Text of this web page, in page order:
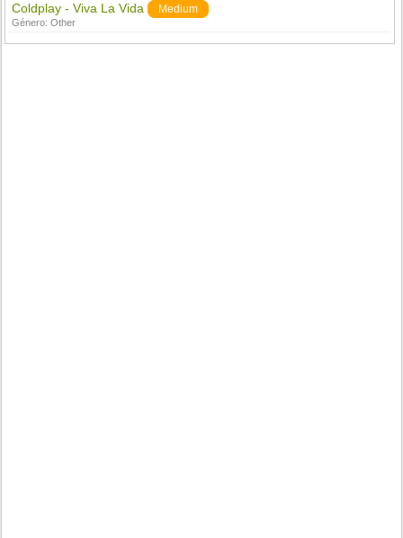
Coldplay - Viva La Vida Medium
Género:Other